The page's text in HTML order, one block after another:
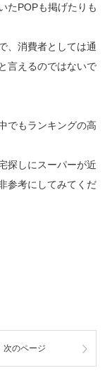
たPOPも掲げたりも
、消費者としては通
言えるのではないで
でもランキングの高
探しにスーパーが近
参考にしてみてくだ
次のページ